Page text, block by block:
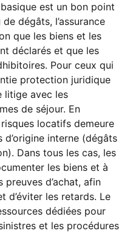
est un bon point
dégâts, l’assurance
que les biens et les
déclarés et que les
Pour ceux qui
protection juridique
litige avec les
de séjour. En
locatifs demeure
d’origine interne (dégâts
Dans tous les cas, les
les biens et à
d’achat, afin
d’éviter les retards. Le
dédiées pour
et les procédures